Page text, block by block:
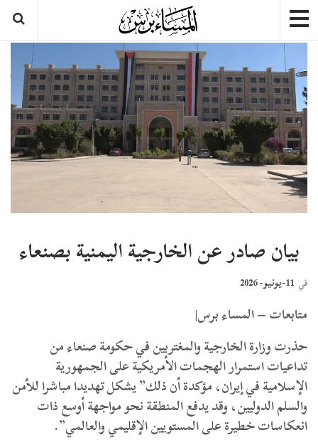
بيان صادر عن الخارجية اليمنية بصنعاء
في 11-يونيو- 2026
متابعات – المساء برس|
حذرت وزارة الخارجية والمغتربين في حكومة صنعاء من
تداعيات استمرار الهجمات الأمريكية على الجمهورية
الإسلامية في إيران، مؤكدة أن ذلك” يشكل تهديدا مباشرا للأمن
والسلم الدوليين، وقد يدفع المنطقة نحو مواجهة أوسع ذات
انعكاسات خطيرة على المستويين الإقليمي والعالمي”.